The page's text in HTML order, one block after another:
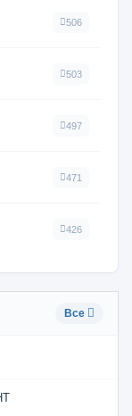
506
503
497
471
426
Все